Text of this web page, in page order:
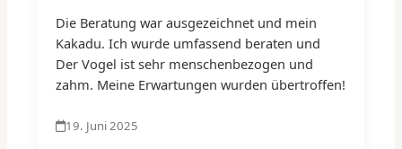
Die Beratung war ausgezeichnet und mein
Kakadu. Ich wurde umfassend beraten und
Der Vogel ist sehr menschenbezogen und
zahm. Meine Erwartungen wurden übertroffen!
19. Juni 2025